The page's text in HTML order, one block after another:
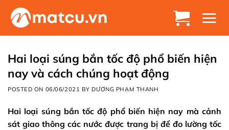
Chuyển
đến
Hai loại súng bắn tốc độ phổ biến hiện
nay và cách chúng hoạt động
POSTED ON 06/06/2021 BY DƯƠNG PHẠM THANH
Hai loại súng bắn tốc độ phổ biến hiện nay mà cảnh
sát giao thông các nước được trang bị để đo lường tốc